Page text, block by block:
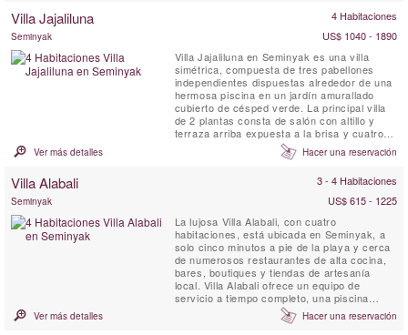
Villa Jajaliluna 4 Habitaciones
Seminyak
US$ 1040 - 1890
Villa Jajaliluna en Seminyak es una villa
simétrica, compuesta de tres pabellones
independientes dispuestas alrededor de una
hermosa piscina en un jardín amurallado
cubierto de césped verde. La principal villa
de 2 plantas consta de salón con altillo y
terraza arriba expuesta a la brisa y cuatro
dormitorios con baños en suite. También hay
una sala de estar que sirve también como
comedor. Con un ambiente espacioso y
Ver más detalles Hacer una reservación
Villa Alabali 3 - 4 Habitaciones
Seminyak
US$ 615 - 1225
La lujosa Villa Alabali, con cuatro
habitaciones, está ubicada en Seminyak, a
solo cinco minutos a pie de la playa y cerca
de numerosos restaurantes de alta cocina,
bares, boutiques y tiendas de artesanía
local. Villa Alabali ofrece un equipo de
servicio a tiempo completo, una piscina
privada y habitaciones con aire
acondicionado, garantizando una estancia
Ver más detalles Hacer una reservación